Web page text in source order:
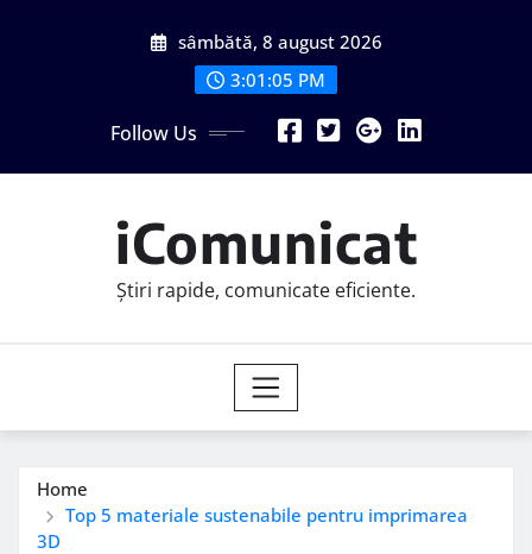
sâmbătă, 8 august 2026
3:01:06 PM
Follow Us
iComunicat
Știri rapide, comunicate eficiente.
Home
Top 5 materiale sustenabile pentru imprimarea
3D